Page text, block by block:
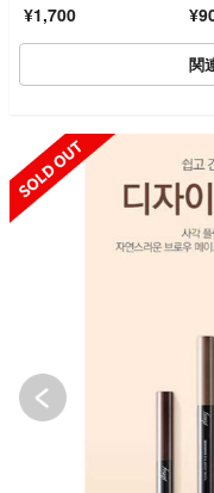
¥1,700
関